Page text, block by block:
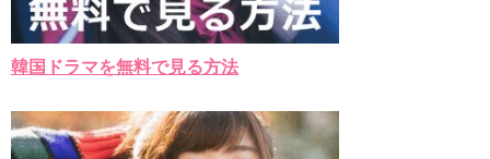
韓国ドラマを無料で見る方法